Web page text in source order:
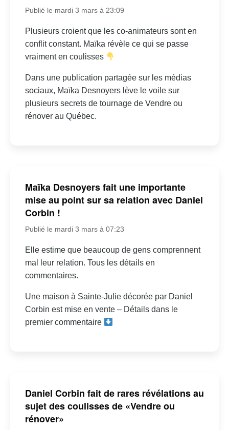
Publié le mardi 3 mars à 23:09
Plusieurs croient que les co-animateurs sont en
conflit constant. Maïka révèle ce qui se passe
vraiment en coulisses
Dans une publication partagée sur les médias
sociaux, Maïka Desnoyers lève le voile sur
plusieurs secrets de tournage de Vendre ou
rénover au Québec.
Maïka Desnoyers fait une importante
mise au point sur sa relation avec Daniel
Corbin !
Publié le mardi 3 mars à 07:23
Elle estime que beaucoup de gens comprennent
mal leur relation. Tous les détails en
commentaires.
Une maison à Sainte-Julie décorée par Daniel
Corbin est mise en vente – Détails dans le
premier commentaire
Daniel Corbin fait de rares révélations au
sujet des coulisses de «Vendre ou
rénover»